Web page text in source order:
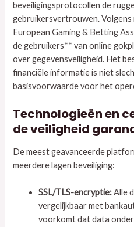
beveiligingsprotocollen de
gebruikersvertrouwen.
European Gaming & Betting
de gebruikers** van online
over gegevensveiligheid. Het
financiële informatie is niet
basisvoorwaarde voor het
Technologieën en
de veiligheid
De meest geavanceerde
meerdere lagen beveiliging:
SSL/TLS-encryptie:Alle
vergelijkbaar met
voorkomt dat data